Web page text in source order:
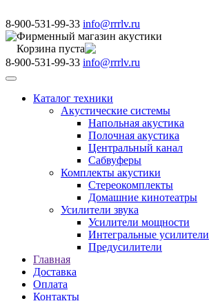
8-900-531-99-33 info@rrrlv.ru
Фирменный магазин акустики
Корзина пуста
8-900-531-99-33 info@rrrlv.ru
Меню
Каталог техники
Акустические системы
Напольная акустика
Полочная акустика
Центральный канал
Сабвуферы
Комплекты акустики
Стереокомплекты
Домашние кинотеатры
Усилители звука
Усилители мощности
Интегральные усилители
Предусилители
Главная
Доставка
Оплата
Контакты